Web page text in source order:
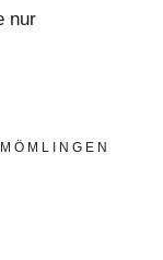
nur